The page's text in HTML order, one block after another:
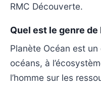
RMC Découverte.
Quel est le genre de
Planète Océan est
océans, à
l’homme sur les